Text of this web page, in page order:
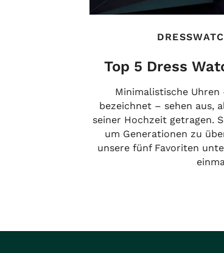
Top 5 Dress
Minimalistische Uhren
bezeichnet – sehen aus,
seiner Hochzeit getragen.
um Generationen zu
unsere fünf Favoriten